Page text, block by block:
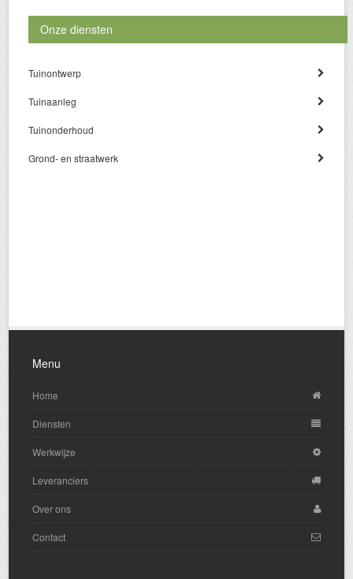
Onze diensten
Tuinontwerp
Tuinaanleg
Tuinonderhoud
Grond- en straatwerk
Menu
Home
Diensten
Werkwijze
Leveranciers
Over ons
Contact